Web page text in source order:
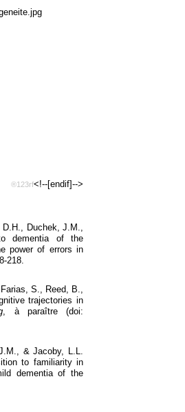
®123rf<!--[endif]-->
Duchek, J.M.,
dementia of the
power of errors in
218.
S., Reed, B.,
trajectories in
, à paraître (doi:
& Jacoby, L.L.
to familiarity in
dementia of the